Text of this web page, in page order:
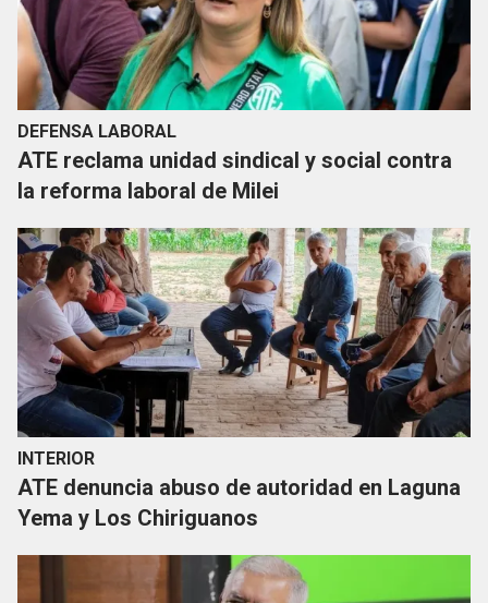
DEFENSA LABORAL
ATE reclama unidad sindical y social contra
la reforma laboral de Milei
INTERIOR
ATE denuncia abuso de autoridad en Laguna
Yema y Los Chiriguanos